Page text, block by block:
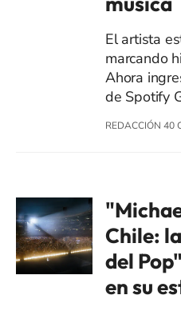
El artista
marcando
Ahora
de Spotify
REDACCIÓN 40
Chile:
del
en su